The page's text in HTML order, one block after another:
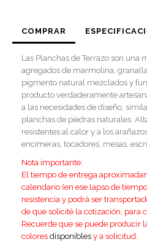
hasta
COMPRAR
Las Planchas de Terrazo son una
agregados de marmolina,
pigmento natural mezclados y
producto verdaderamente
a las necesidades de diseño,
planchas de piedras naturales.
resistentes al calor y a los
encimeras, tocadores, mesas,
Nota importante:
El tiempo de entrega
calendario (en ese lapso de
resistencia y podrá ser
de que solicité la cotización, para
Recuerde que se puede producir
colores disponibles y a solicitud.